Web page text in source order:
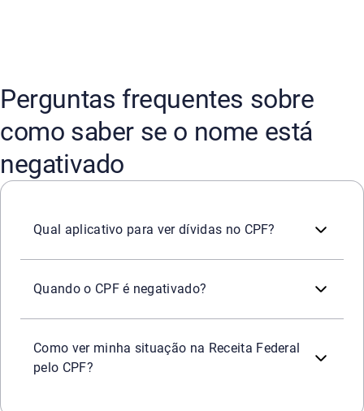
Perguntas frequentes sobre
como saber se o nome está
negativado
Qual aplicativo para ver dívidas no CPF?
Quando o CPF é negativado?
Como ver minha situação na Receita Federal
pelo CPF?